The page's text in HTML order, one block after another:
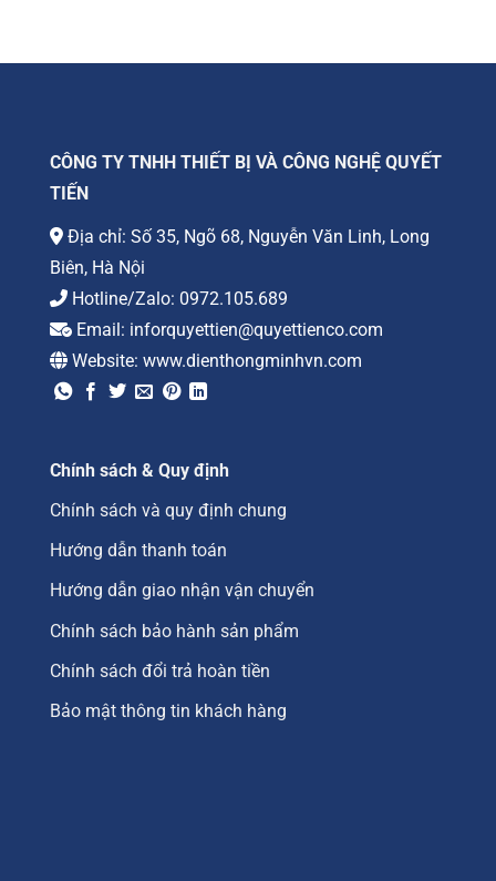
CÔNG TY TNHH THIẾT BỊ VÀ CÔNG NGHỆ QUYẾT
TIẾN
Địa chỉ: Số 35, Ngõ 68, Nguyễn Văn Linh, Long
Biên, Hà Nội
Hotline/Zalo: 0972.105.689
Email: inforquyettien@quyettienco.com
Website: www.dienthongminhvn.com
Chính sách & Quy định
Chính sách và quy định chung
Hướng dẫn thanh toán
Hướng dẫn giao nhận vận chuyển
Chính sách bảo hành sản phẩm
Chính sách đổi trả hoàn tiền
Bảo mật thông tin khách hàng